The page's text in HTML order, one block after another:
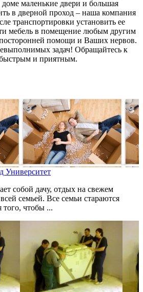
маленькие двери и большая
в дверной проход – наша компания
транспортировки установить ее
мебель в помещение любым другим
помощи и Ваших нервов.
задач! Обращайтесь к
быстрым и приятным.
Университет
собой дачу, отдых на свежем
семьей. Все семьи стараются
того, чтобы ...